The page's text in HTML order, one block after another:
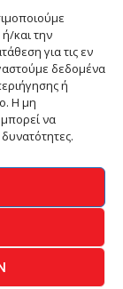
και την
για τις εν
δεδομένα
ή
Η μη
να
ΙΚΕ
Απορρήτου